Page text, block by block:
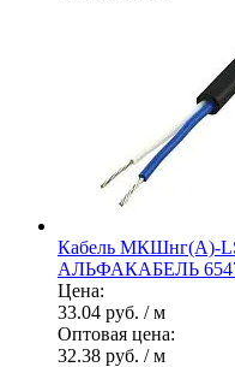
Кабель МКШнг(А)-
АЛЬФАКАБЕЛЬ
Цена:
33.04 руб. / м
Оптовая цена:
32.38 руб. / м